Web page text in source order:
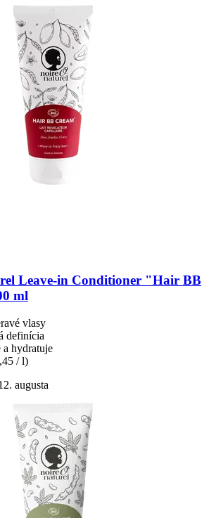
Leave-​in Conditioner "Hair BB
ml
vlasy
definícia
hydratuje
/ l)
augusta